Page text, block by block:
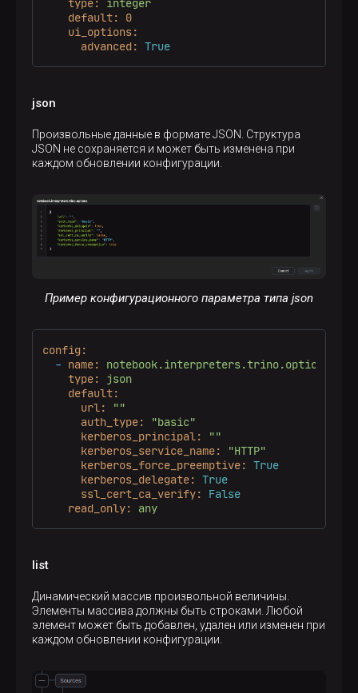
type:
integer
default:
0
ui_options:
advanced: True
json
Произвольные данные в формате JSON. Структура
JSON не сохраняется и может быть изменена при
каждом обновлении конфигурации.
Пример конфигурационного параметра типа json
config:
- name:
notebook.interpreters.trino.options
type:
json
default:
url:
""
auth_type:
"basic"
kerberos_principal:
""
kerberos_service_name:
"HTTP"
kerberos_force_preemptive: True
kerberos_delegate: True
ssl_cert_ca_verify:
False
read_only:
any
list
Динамический массив произвольной величины.
Элементы массива должны быть строками. Любой
элемент может быть добавлен, удален или изменен при
каждом обновлении конфигурации.